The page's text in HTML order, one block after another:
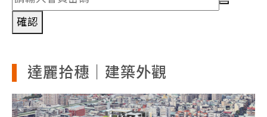
確認
達麗拾穗｜建築外觀